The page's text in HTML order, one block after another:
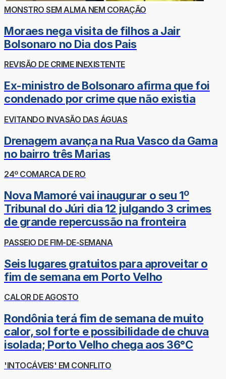
MONSTRO SEM ALMA NEM CORAÇÃO
Moraes nega visita de filhos a Jair
Bolsonaro no Dia dos Pais
REVISÃO DE CRIME INEXISTENTE
Ex-ministro de Bolsonaro afirma que foi
condenado por crime que não existia
EVITANDO INVASÃO DAS ÁGUAS
Drenagem avança na Rua Vasco da Gama
no bairro três Marias
24º COMARCA DE RO
Nova Mamoré vai inaugurar o seu 1º
Tribunal do Júri dia 12 julgando 3 crimes
de grande repercussão na fronteira
PASSEIO DE FIM-DE-SEMANA
Seis lugares gratuitos para aproveitar o
fim de semana em Porto Velho
CALOR DE AGOSTO
Rondônia terá fim de semana de muito
calor, sol forte e possibilidade de chuva
isolada; Porto Velho chega aos 36°C
'INTOCÁVEIS' EM CONFLITO